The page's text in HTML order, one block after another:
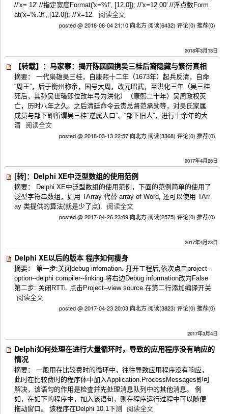
//'x= 12' //指定宽度Format('x=%f', [12.0]); //'x=12.00' //浮点数Form
at('x=%.3f', [12.0]); //'x=12.
阅读全文
posted @ 2018-08-04 21:10 向北方 阅读(6432) 评论(0) 推荐(0)
2018年3月13日
【转载】：马家寨：揭开陈圆圆携吴三桂后裔隐藏与繁衍真相
摘要： 一代枭雄吴三桂，自康熙十二年（1673年）起兵反清，自命
“周王”，后于衡州称帝，国号大周，改元昭武，至洪化三年（吴三桂
死后，其孙吴世璠即位改年号为洪化）（康熙二十年）吴周政权灭
亡，历时八年之久。之后清廷命令云贵总督范承勋等，对吴氏家属
成员与部下即所谓吴三桂“逆属人口”、“部下旧人”，进行十余年的大
清
阅读全文
posted @ 2018-03-13 22:57 向北方 阅读(3368) 评论(0) 推荐(0)
2017年4月26日
[转]：Delphi XE中泛型数组的使用范例
摘要： Delphi XE中泛型数组的使用范例，下面的范例简单的使用了
泛型字符串数组，如用 TArray 代替 array of Word, 还可以使用 TArr
ay 类提供的算法(就是少了点).
阅读全文
posted @ 2017-04-26 23:09 向北方 阅读(2575) 评论(0) 推荐(0)
2017年4月23日
Delphi XE以后的版本 程序如何瘦身
摘要： 第一步:关闭debug infomation. 打开工程后,依次点击project--
option--delphi compiler--linking 将右边Debug information改为False
第二步: 关闭RTTi. 点击Project--view source.在第二行添加编译开关
阅读全文
posted @ 2017-04-23 20:03 向北方 阅读(3823) 评论(0) 推荐(0)
2017年3月4日
Delphi如何处理在进行大量循环时，导致的应用程序没有响应的
情况
摘要： 一般用在比较费时的循环中，往往导致应用程序没有响应，
此时在比较费时的程序体中加入Application.ProcessMessages即可
解决，该语句的作用是检查并先处理消息队列中的其他消息。 例
如，在如下的程序中，加入该语句，则在程序运行过程中可以随便
拖动窗口。 该程序在Delphi 10.1下测
阅读全文